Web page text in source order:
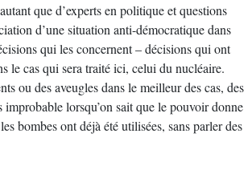
que d’experts en politique et questions
d’une situation anti-démocratique dans
qui les concernent – décisions qui ont
le cas qui sera traité ici, celui du nucléaire.
ou des aveugles dans le meilleur des cas, des
improbable lorsqu’on sait que le pouvoir donne
bombes ont déjà été utilisées, sans parler des